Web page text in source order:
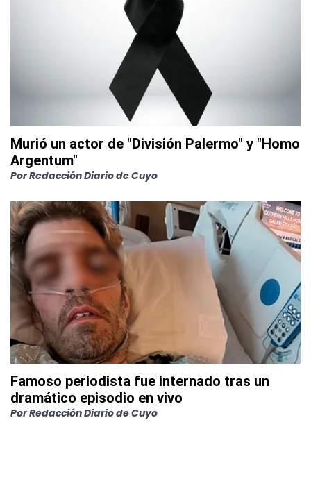
Murió un actor de "División Palermo" y "Homo
Argentum"
PorRedacción Diario de Cuyo
Famoso periodista fue internado tras un
dramático episodio en vivo
PorRedacción Diario de Cuyo